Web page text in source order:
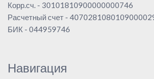
Корр.сч. - 30101810900000000746
Расчетный счет -
БИК - 044959746
Навигация